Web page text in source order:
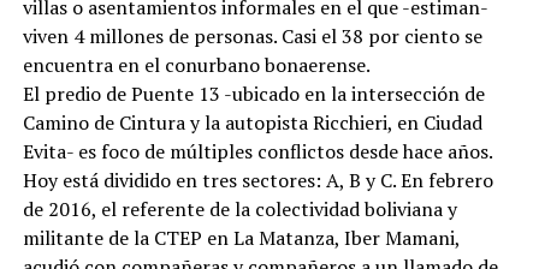
villas o asentamientos informales en el que -estiman-
viven 4 millones de personas. Casi el 38 por ciento se
encuentra en el conurbano bonaerense.
El predio de Puente 13 -ubicado en la intersección de
Camino de Cintura y la autopista Ricchieri, en Ciudad
Evita- es foco de múltiples conflictos desde hace años.
Hoy está dividido en tres sectores: A, B y C. En febrero
de 2016, el referente de la colectividad boliviana y
militante de la CTEP en La Matanza, Iber Mamani,